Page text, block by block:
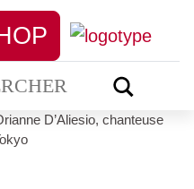
D’Aliesio, chanteuse